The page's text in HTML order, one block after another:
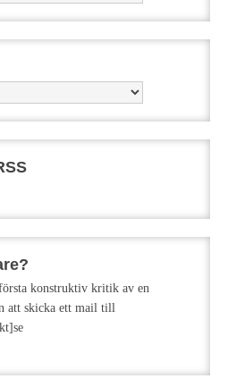
konstruktiv kritik av en
att skicka ett mail till